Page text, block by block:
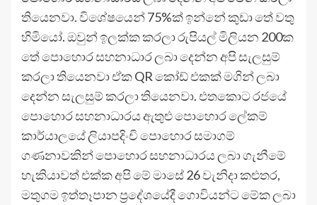
තියෙනවා. විශේෂයෙන් 75%ක් ඉන්නේ කුඩා තේ වතු
හිමියෝ. ඔවුන් ඉලක්ක කරලා රුපියල් මිලියන 200ක
තේ පොහොර සහනාධාර ලබා දෙන්න අපි සැලසුම්
කරලා තියෙනවා ඒක QR කෝඩ් එකක් මගින් ලබා
දෙන්න සැලසුම් කරලා තියෙනවා. එතකොට රජයේ
පොහොර සහනාධාරය ඇතුළු පොහොර ලේකම්
කාර්යාලයේ ලියාපදිංචි පොහොර සමාගම්
ගණනාවකින් පොහොර සහනාධාරය ලබා ගැනීමේ
හැකියාවත් එක්ක අපි මේ මාසේ 26 වැනිදා කළුතර,
මතුගම ඉත්තෑපාන ප්‍රදේශයේදී ගොවියන්ට මේක ලබා